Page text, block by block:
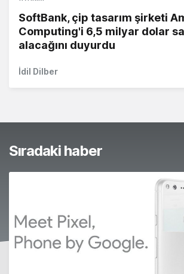
SoftBank, çip tasarım şirketi
Computing'i 6,5 milyar dolar
alacağını duyurdu
İdil Dilber
Sıradaki haber